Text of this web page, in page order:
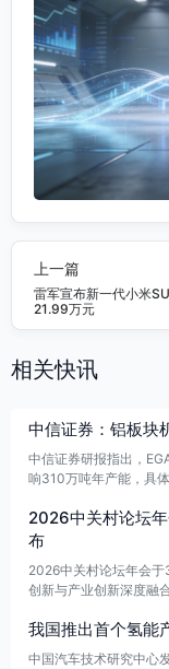
上一篇
雷军宣布新一代小米
21.99万元
相关快讯
中信证券：铝板块
中信证券研报指出，
响310万吨年产能，具
尽管短期内存在供给扰
可能推动铝价超预期上
2026中关村论坛
布
2026中关村论坛年会
创新与产业创新深度融
21项前沿科技成果。
我国推出首个氢能
中国汽车技术研究中心